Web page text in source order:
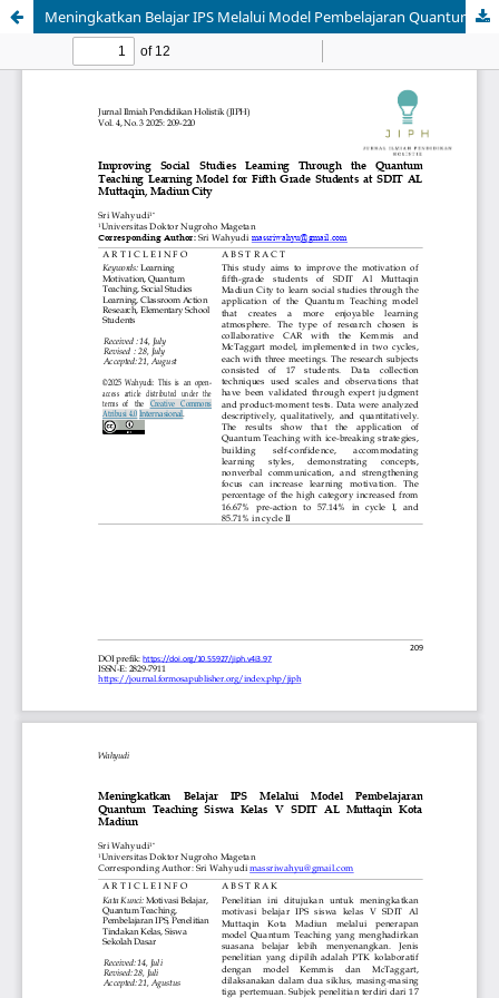
Meningkatkan Belajar IPS Melalui Model Pembelajaran Quantum Teaching Siswa Kelas V SDIT AL Muttaqin Kota Madiun